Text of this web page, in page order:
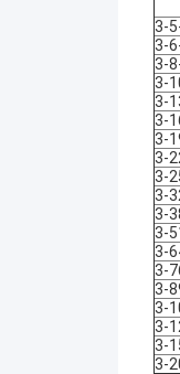
3-
3-
3-
3-
3-
3-
3-
3-
3-
3-
3-
3-
3-
3-
3-
3-
3-
3-
3-